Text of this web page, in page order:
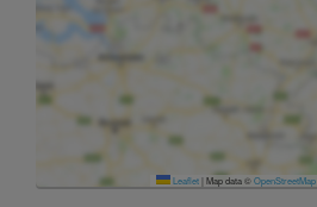
Leaflet|Map data ©OpenStreetMap